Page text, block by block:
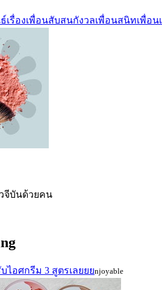
เรื่องเพื่อนสับสนกังวลเพื่อนสนิทเพื่อน
จีบันด้วยคน
ไอศกรีม 3 สูตรเลยยยnjoyable